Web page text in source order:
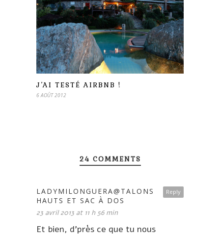
J’AI TESTÉ AIRBNB !
6 AOÛT 2012
24 COMMENTS
Reply
LADYMILONGUERA@TALONS
HAUTS ET SAC À DOS
23 avril 2013 at 11 h 56 min
Et bien, d’près ce que tu nous